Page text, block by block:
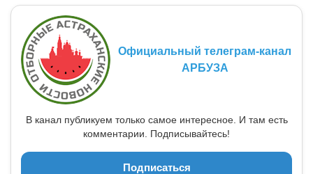
Официальный телеграм-канал
АРБУЗА
В канал публикуем только самое интересное. И там есть
комментарии. Подписывайтесь!
Подписаться